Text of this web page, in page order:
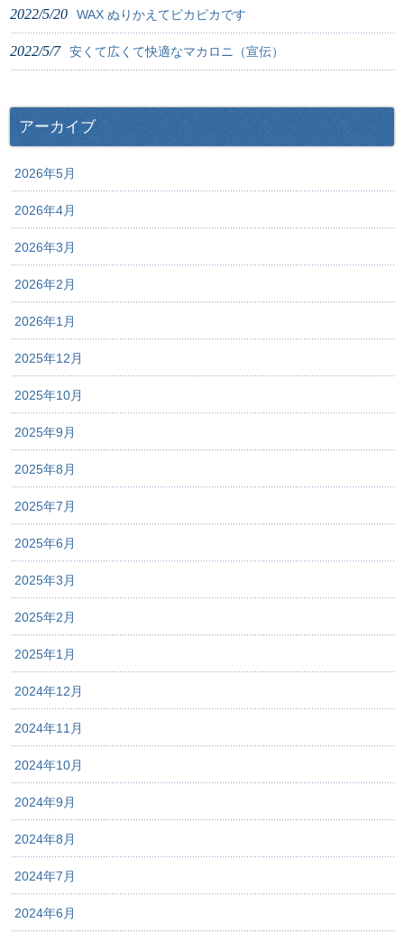
2022/5/20 WAX ぬりかえてピカピカです
2022/5/7 安くて広くて快適なマカロニ（宣伝）
アーカイブ
2026年5月
2026年4月
2026年3月
2026年2月
2026年1月
2025年12月
2025年10月
2025年9月
2025年8月
2025年7月
2025年6月
2025年3月
2025年2月
2025年1月
2024年12月
2024年11月
2024年10月
2024年9月
2024年8月
2024年7月
2024年6月